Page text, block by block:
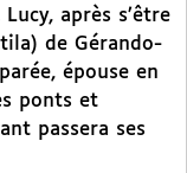
après s’être
de Gérando-
épouse en
ponts et
passera ses